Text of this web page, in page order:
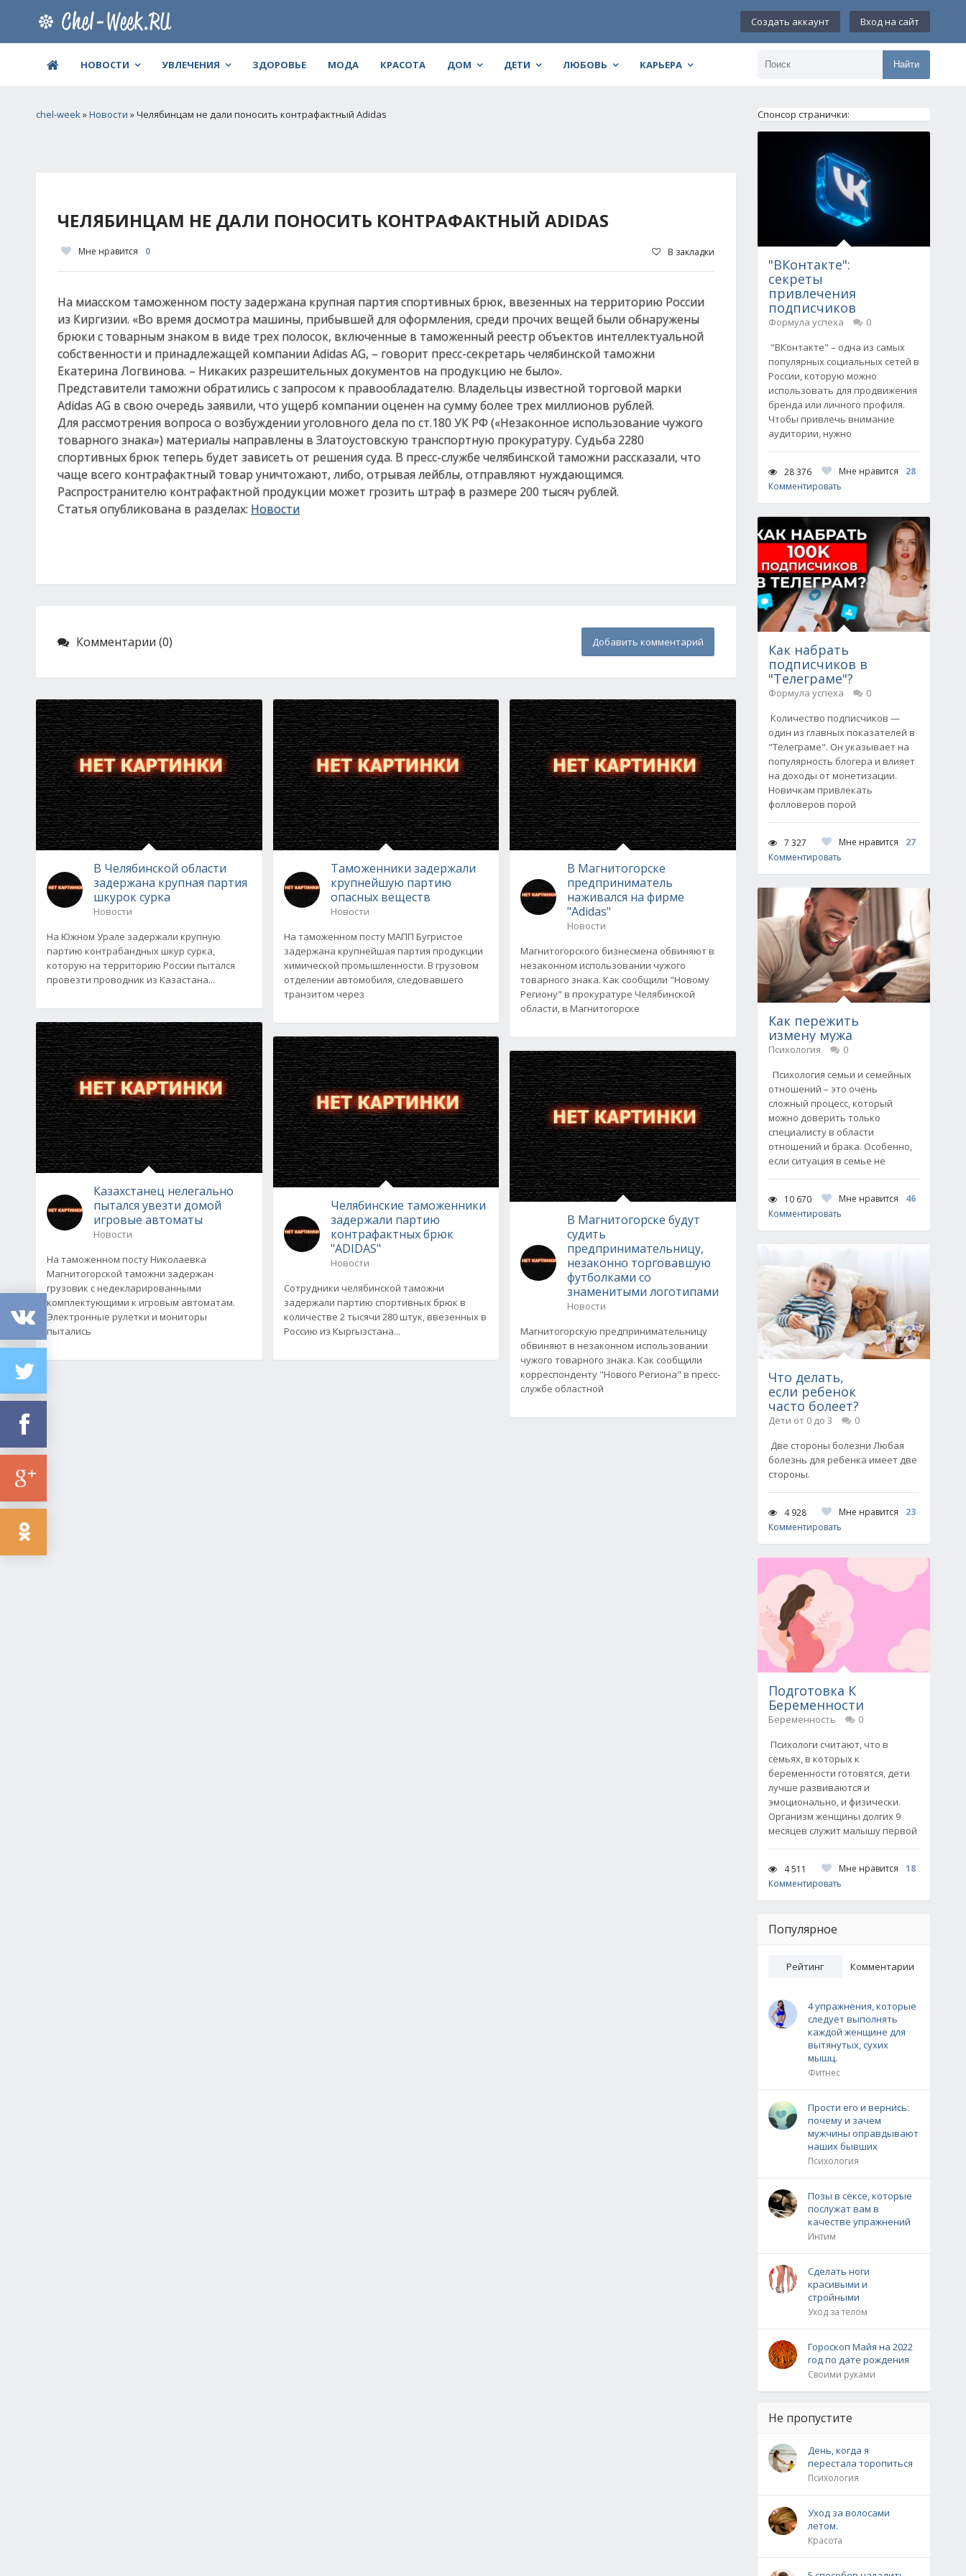
Создать аккаунт Вход на сайт
НОВОСТИ УВЛЕЧЕНИЯ ЗДОРОВЬЕ МОДА КРАСОТА ДОМ ДЕТИ ЛЮБОВЬ КАРЬЕРА Найти
chel-week»Новости » Челябинцам не дали поносить контрафактный Adidas
ЧЕЛЯБИНЦАМ НЕ ДАЛИ ПОНОСИТЬ КОНТРАФАКТНЫЙ ADIDAS
Мне нравится 0 В закладки
На миасском таможенном посту задержана крупная партия спортивных брюк, ввезенных на территорию России
из Киргизии. «Во время досмотра машины, прибывшей для оформления, среди прочих вещей были обнаружены
брюки с товарным знаком в виде трех полосок, включенные в таможенный реестр объектов интеллектуальной
собственности и принадлежащей компании Аdidas AG, – говорит пресс-секретарь челябинской таможни
Екатерина Логвинова. – Никаких разрешительных документов на продукцию не было».
Представители таможни обратились с запросом к правообладателю. Владельцы известной торговой марки
Аdidas AG в свою очередь заявили, что ущерб компании оценен на сумму более трех миллионов рублей.
Для рассмотрения вопроса о возбуждении уголовного дела по ст.180 УК РФ («Незаконное использование чужого
товарного знака») материалы направлены в Златоустовскую транспортную прокуратуру. Судьба 2280
спортивных брюк теперь будет зависеть от решения суда. В пресс-службе челябинской таможни рассказали, что
чаще всего контрафактный товар уничтожают, либо, отрывая лейблы, отправляют нуждающимся.
Распространителю контрафактной продукции может грозить штраф в размере 200 тысяч рублей.
Статья опубликована в разделах: Новости
Комментарии (0) Добавить комментарий
В Челябинской области
задержана крупная партия
шкурок сурка
Новости
На Южном Урале задержали крупную
партию контрабандных шкур сурка,
которую на территорию России пытался
провезти проводник из Казастана...
Казахстанец нелегально
пытался увезти домой
игровые автоматы
Новости
На таможенном посту Николаевка
Магнитогорской таможни задержан
грузовик с недекларированными
комплектующими к игровым автоматам.
Электронные рулетки и мониторы
пытались
Таможенники задержали
крупнейшую партию
опасных веществ
Новости
На таможенном посту МАПП Бугристое
задержана крупнейшая партия продукции
химической промышленности. В грузовом
отделении автомобиля, следовавшего
транзитом через
Челябинские таможенники
задержали партию
контрафактных брюк
"ADIDAS"
Новости
Сотрудники челябинской таможни
задержали партию спортивных брюк в
количестве 2 тысячи 280 штук, ввезенных в
Россию из Кыргызстана...
В Магнитогорске
предприниматель
наживался на фирме
"Adidas"
Новости
Магнитогорского бизнесмена обвиняют в
незаконном использовании чужого
товарного знака. Как сообщили "Новому
Региону" в прокуратуре Челябинской
области, в Магнитогорске
В Магнитогорске будут
судить
предпринимательницу,
незаконно торговавшую
футболками со
знаменитыми логотипами
Новости
Магнитогорскую предпринимательницу
обвиняют в незаконном использовании
чужого товарного знака. Как сообщили
корреспонденту "Нового Региона" в пресс-
службе областной
Спонсор странички:
"ВКонтакте":
секреты
привлечения
подписчиков
Формула успеха
0
"ВКонтакте" – одна из самых
популярных социальных сетей в
России, которую можно
использовать для продвижения
бренда или личного профиля.
Чтобы привлечь внимание
аудитории, нужно
28 376 Мне нравится
28
Комментировать
Как набрать
подписчиков в
"Телеграме"?
Формула успеха
0
Количество подписчиков —
один из главных показателей в
"Телеграме". Он указывает на
популярность блогера и влияет
на доходы от монетизации.
Новичкам привлекать
фолловеров порой
7 327 Мне нравится
27
Комментировать
Как пережить
измену мужа
Психология
0
Психология семьи и семейных
отношений – это очень
сложный процесс, который
можно доверить только
специалисту в области
отношений и брака. Особенно,
если ситуация в семье не
10 670 Мне нравится
46
Комментировать
Что делать,
если ребенок
часто болеет?
Дети от 0 до 3
0
Две стороны болезни Любая
болезнь для ребенка имеет две
стороны.
4 928 Мне нравится
23
Комментировать
Подготовка К
Беременности
Беременность
0
Психологи считают, что в
семьях, в которых к
беременности готовятся, дети
лучше развиваются и
эмоционально, и физически.
Организм женщины долгих 9
месяцев служит малышу первой
4 511 Мне нравится
18
Комментировать
Популярное
Рейтинг Комментарии
4 упражнения, которые
следует выполнять
каждой женщине для
вытянутых, сухих
мышц.
Фитнес
Прости его и вернись:
почему и зачем
мужчины оправдывают
наших бывших
Психология
Позы в сексе, которые
послужат вам в
качестве упражнений
Интим
Сделать ноги
красивыми и
стройными
Уход за телом
Гороскоп Майя на 2022
год по дате рождения
Своими руками
Не пропустите
День, когда я
перестала торопиться
Психология
Уход за волосами
летом.
Красота